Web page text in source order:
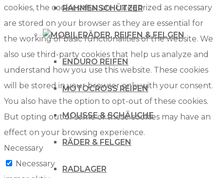
RAHMENSCHÜTZER
RÄDER, REIFEN & FELGEN
ENDURO REIFEN
MOTOCROSS REIFEN
MOUSSE & SCHÄUCHE
RÄDER & FELGEN
RADLAGER
cookies, the cookies that are categorized as necessary
are stored on your browser as they are essential for
the working of basic functionalities of the website. We
also use third-party cookies that help us analyze and
understand how you use this website. These cookies
will be stored in your browser only with your consent.
You also have the option to opt-out of these cookies.
But opting out of some of these cookies may have an
effect on your browsing experience.
Necessary
Necessary